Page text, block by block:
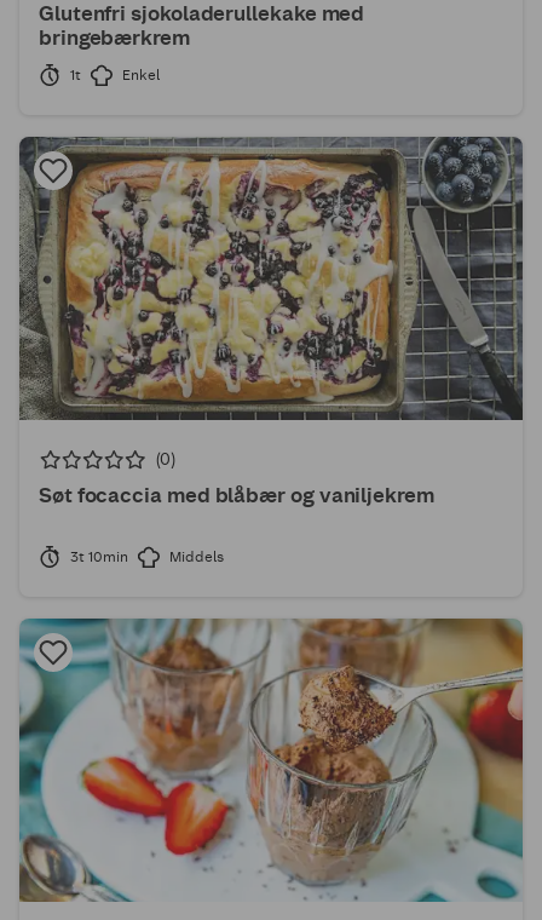
Glutenfri sjokoladerullekake med
bringebærkrem
1t Enkel
(0)
Søt focaccia med blåbær og vaniljekrem
3t 10min Middels